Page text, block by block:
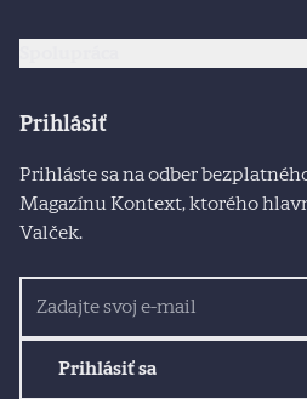
Prihlásiť
Prihláste sa na odber
Magazínu Kontext, ktorého
Valček.
Prihlásiť sa